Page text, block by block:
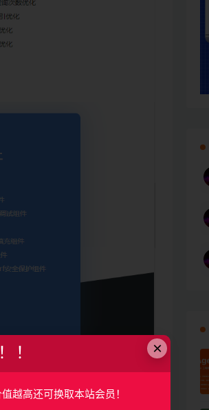
×
！
越高还可换取本站会员！